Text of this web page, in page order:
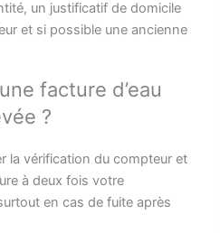
un justificatif de domicile
et si possible une ancienne
facture d’eau
?
la vérification du compteur et
à deux fois votre
en cas de fuite après